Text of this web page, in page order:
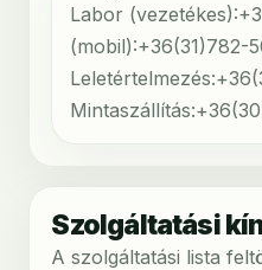
Labor
(mobil):+36(31)782-
Szolgáltatási
A szolgáltatási lista